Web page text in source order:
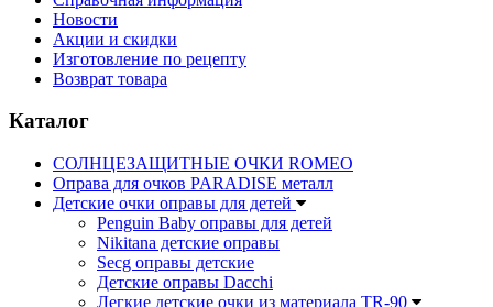
Новости
Акции и скидки
Изготовление по рецепту
Возврат товара
Каталог
СОЛНЦЕЗАЩИТНЫЕ ОЧКИ ROMEO
Оправа для очков PARADISE металл
Детские очки оправы для детей
Penguin Baby оправы для детей
Nikitana детские оправы
Secg оправы детские
Детские оправы Dacchi
Легкие детские очки из материала TR-90